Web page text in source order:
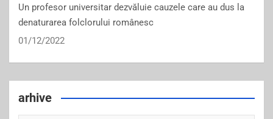
Un profesor universitar dezvăluie cauzele care au dus la
denaturarea folclorului românesc
01/12/2022
arhive